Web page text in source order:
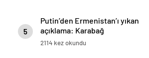
5
Putin’den Ermenistan’ı yıkan
açıklama: Karabağ
Azerbaycan’ın ayrılmaz bir
2114 kez okundu